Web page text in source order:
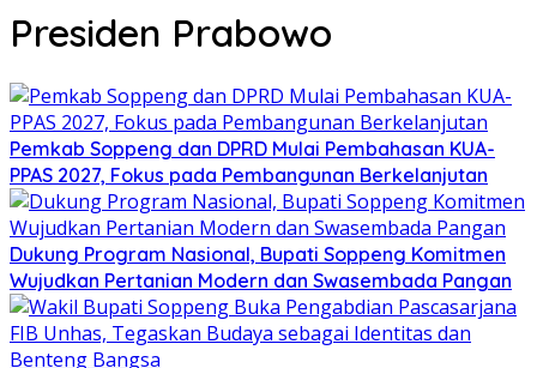
Presiden Prabowo
Pemkab Soppeng dan DPRD Mulai Pembahasan KUA-
PPAS 2027, Fokus pada Pembangunan Berkelanjutan
Dukung Program Nasional, Bupati Soppeng Komitmen
Wujudkan Pertanian Modern dan Swasembada Pangan